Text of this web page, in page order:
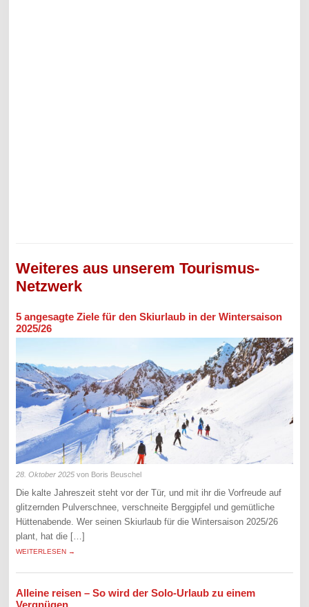
Weiteres aus unserem Tourismus-
Netzwerk
5 angesagte Ziele für den Skiurlaub in der Wintersaison
2025/26
28. Oktober 2025 von Boris Beuschel
Die kalte Jahreszeit steht vor der Tür, und mit ihr die Vorfreude auf
glitzernden Pulverschnee, verschneite Berggipfel und gemütliche
Hüttenabende. Wer seinen Skiurlaub für die Wintersaison 2025/26
plant, hat die […]
WEITERLESEN →
Alleine reisen – So wird der Solo-Urlaub zu einem
Vergnügen